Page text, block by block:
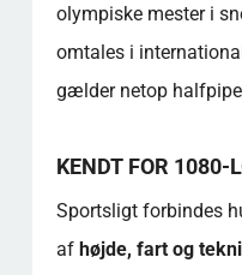
olympiske mester i
omtales i
gælder netop
KENDT FOR 1080-
Sportsligt forbindes
af højde, fart og